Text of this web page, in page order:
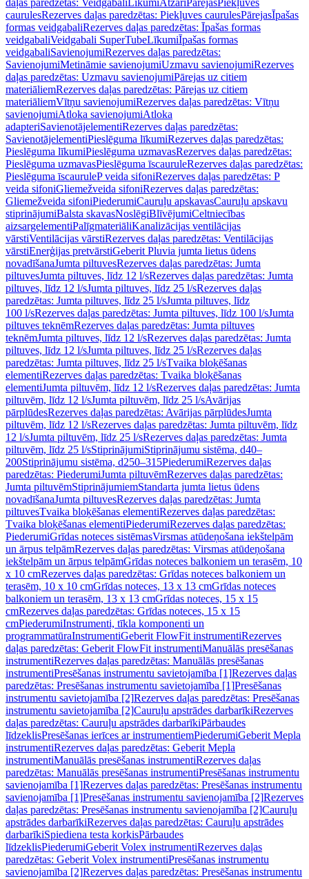
daļas paredzētas: Veidgabali LīkumiAtzari PārejasPiekļuves
caurulesRezerves daļas paredzētas: Piekļuves caurulesPārejasĪpašas
formas veidgabaliRezerves daļas paredzētas: Īpašas formas
veidgabaliVeidgabali SuperTubeLīkumiĪpašas formas
veidgabaliSavienojumiRezerves daļas paredzētas:
SavienojumiMetināmie savienojumiUzmavu savienojumiRezerves
daļas paredzētas: Uzmavu savienojumiPārejas uz citiem
materiāliemRezerves daļas paredzētas: Pārejas uz citiem
materiāliemVītņu savienojumiRezerves daļas paredzētas: Vītņu
savienojumiAtloka savienojumiAtloka
adapteriSavienotājelementiRezerves daļas paredzētas:
SavienotājelementiPieslēguma līkumiRezerves daļas paredzētas:
Pieslēguma līkumiPieslēguma uzmavasRezerves daļas paredzētas:
Pieslēguma uzmavasPieslēguma īscauruleRezerves daļas paredzētas:
Pieslēguma īscauruleP veida sifoniRezerves daļas paredzētas: P
veida sifoniGliemežveida sifoniRezerves daļas paredzētas:
Gliemežveida sifoniPiederumiCauruļu apskavasCauruļu apskavu
stiprinājumiBalsta skavasNoslēgiBlīvējumiCeltniecības
aizsargelementiPalīgmateriāliKanalizācijas ventilācijas
vārstiVentilācijas vārstiRezerves daļas paredzētas: Ventilācijas
vārstiEnerģijas pretvārstiGeberit Pluvia jumta lietus ūdens
novadīšanaJumta piltuvesRezerves daļas paredzētas: Jumta
piltuvesJumta piltuves, līdz 12 l/sRezerves daļas paredzētas: Jumta
piltuves, līdz 12 l/sJumta piltuves, līdz 25 l/sRezerves daļas
paredzētas: Jumta piltuves, līdz 25 l/sJumta piltuves, līdz
100 l/sRezerves daļas paredzētas: Jumta piltuves, līdz 100 l/sJumta
piltuves teknēmRezerves daļas paredzētas: Jumta piltuves
teknēmJumta piltuves, līdz 12 l/sRezerves daļas paredzētas: Jumta
piltuves, līdz 12 l/sJumta piltuves, līdz 25 l/sRezerves daļas
paredzētas: Jumta piltuves, līdz 25 l/sTvaika bloķēšanas
elementiRezerves daļas paredzētas: Tvaika bloķēšanas
elementiJumta piltuvēm, līdz 12 l/sRezerves daļas paredzētas: Jumta
piltuvēm, līdz 12 l/sJumta piltuvēm, līdz 25 l/sAvārijas
pārplūdesRezerves daļas paredzētas: Avārijas pārplūdesJumta
piltuvēm, līdz 12 l/sRezerves daļas paredzētas: Jumta piltuvēm, līdz
12 l/sJumta piltuvēm, līdz 25 l/sRezerves daļas paredzētas: Jumta
piltuvēm, līdz 25 l/sStiprinājumiStiprinājumu sistēma, d40–
200Stiprinājumu sistēma, d250–315PiederumiRezerves daļas
paredzētas: PiederumiJumta piltuvēmRezerves daļas paredzētas:
Jumta piltuvēmStiprinājumiemStandarta jumta lietus ūdens
novadīšanaJumta piltuvesRezerves daļas paredzētas: Jumta
piltuvesTvaika bloķēšanas elementiRezerves daļas paredzētas:
Tvaika bloķēšanas elementiPiederumiRezerves daļas paredzētas:
PiederumiGrīdas noteces sistēmasVirsmas atūdeņošana iekštelpām
un ārpus telpāmRezerves daļas paredzētas: Virsmas atūdeņošana
iekštelpām un ārpus telpāmGrīdas noteces balkoniem un terasēm, 10
x 10 cmRezerves daļas paredzētas: Grīdas noteces balkoniem un
terasēm, 10 x 10 cmGrīdas noteces, 13 x 13 cmGrīdas noteces
balkoniem un terasēm, 13 x 13 cmGrīdas noteces, 15 x 15
cmRezerves daļas paredzētas: Grīdas noteces, 15 x 15
cmPiederumiInstrumenti, tīkla komponenti un
programmatūraInstrumentiGeberit FlowFit instrumentiRezerves
daļas paredzētas: Geberit FlowFit instrumentiManuālās presēšanas
instrumentiRezerves daļas paredzētas: Manuālās presēšanas
instrumentiPresēšanas instrumentu savietojamība [1]Rezerves daļas
paredzētas: Presēšanas instrumentu savietojamība [1]Presēšanas
instrumentu savietojamība [2]Rezerves daļas paredzētas: Presēšanas
instrumentu savietojamība [2]Cauruļu apstrādes darbarīkiRezerves
daļas paredzētas: Cauruļu apstrādes darbarīkiPārbaudes
līdzeklisPresēšanas ierīces ar instrumentiemPiederumiGeberit Mepla
instrumentiRezerves daļas paredzētas: Geberit Mepla
instrumentiManuālās presēšanas instrumentiRezerves daļas
paredzētas: Manuālās presēšanas instrumentiPresēšanas instrumentu
savienojamība [1]Rezerves daļas paredzētas: Presēšanas instrumentu
savienojamība [1]Presēšanas instrumentu savienojamība [2]Rezerves
daļas paredzētas: Presēšanas instrumentu savienojamība [2]Cauruļu
apstrādes darbarīkiRezerves daļas paredzētas: Cauruļu apstrādes
darbarīkiSpiediena testa korķisPārbaudes
līdzeklisPiederumiGeberit Volex instrumentiRezerves daļas
paredzētas: Geberit Volex instrumentiPresēšanas instrumentu
savienojamība [2]Rezerves daļas paredzētas: Presēšanas instrumentu